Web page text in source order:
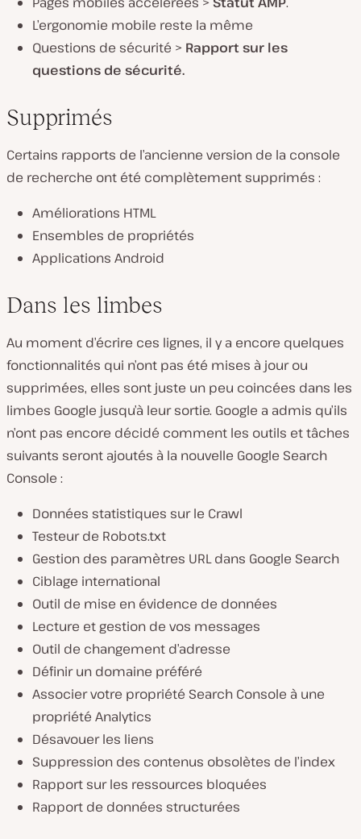
L’ergonomie mobile reste la même
Questions de sécurité > Rapport sur les
questions de sécurité.
Supprimés
Certains rapports de l’ancienne version de la console
de recherche ont été complètement supprimés :
Améliorations HTML
Ensembles de propriétés
Applications Android
Dans les limbes
Au moment d’écrire ces lignes, il y a encore quelques
fonctionnalités qui n’ont pas été mises à jour ou
supprimées, elles sont juste un peu coincées dans les
limbes Google jusqu’à leur sortie. Google a admis qu’ils
n’ont pas encore décidé comment les outils et tâches
suivants seront ajoutés à la nouvelle Google Search
Console :
Données statistiques sur le Crawl
Testeur de Robots.txt
Gestion des paramètres URL dans Google Search
Ciblage international
Outil de mise en évidence de données
Lecture et gestion de vos messages
Outil de changement d’adresse
Définir un domaine préféré
Associer votre propriété Search Console à une
propriété Analytics
Désavouer les liens
Suppression des contenus obsolètes de l’index
Rapport sur les ressources bloquées
Rapport de données structurées